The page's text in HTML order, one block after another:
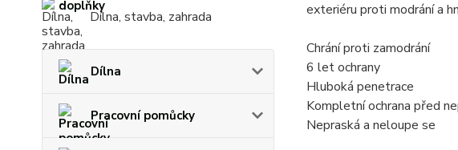
Dílna, stavba, zahrada
Dílna
Pracovní pomůcky
exteriéru proti modrání a
Chrání proti zamodrání
6 let ochrany
Hluboká penetrace
Kompletní ochrana před
Nepraská a neloupe se